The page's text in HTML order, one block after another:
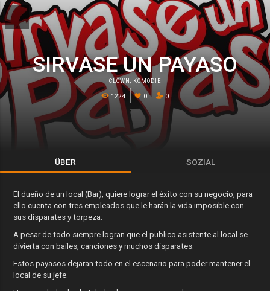
SIRVASE UN PAYASO
CLOWN , KOMÖDIE
1224 0 0
ÜBER SOZIAL
El dueño de un local (Bar), quiere lograr el éxito con su negocio, para
ello cuenta con tres empleados que le harán la vida imposible con
sus disparates y torpeza.
A pesar de todo siempre logran que el publico asistente al local se
divierta con bailes, canciones y muchos disparates.
Estos payasos dejaran todo en el escenario para poder mantener el
local de su jefe.